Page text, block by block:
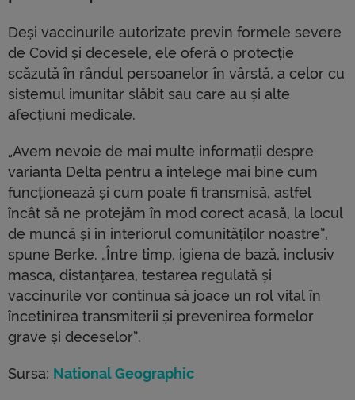
Deși vaccinurile autorizate previn formele severe
de Covid și decesele, ele oferă o protecție
scăzută în rândul persoanelor în vârstă, a celor cu
sistemul imunitar slăbit sau care au și alte
afecțiuni medicale.
„Avem nevoie de mai multe informații despre
varianta Delta pentru a înțelege mai bine cum
funcționează și cum poate fi transmisă, astfel
încât să ne protejăm în mod corect acasă, la locul
de muncă și în interiorul comunităților noastre”,
spune Berke. „Între timp, igiena de bază, inclusiv
masca, distanțarea, testarea regulată și
vaccinurile vor continua să joace un rol vital în
încetinirea transmiterii și prevenirea formelor
grave și deceselor”.
Sursa: National Geographic